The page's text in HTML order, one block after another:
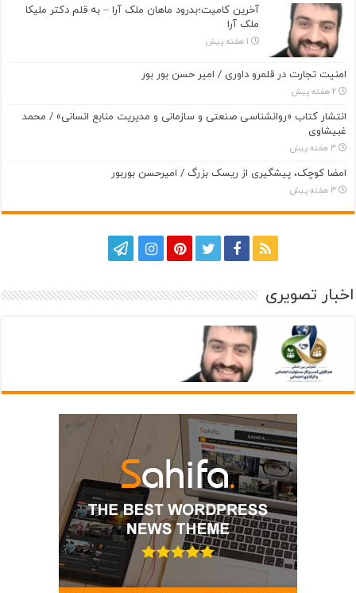
آخرین کامیت؛بدرود ماهان ملک آرا – به قلم دکتر ملیکا
ملک آرا
1 هفته پیش
امنیت تجارت در قلمرو داوری / امیر حسن بور بور
2 هفته پیش
انتشار کتاب «روانشناسی صنعتی و سازمانی و مدیریت منابع انسانی» / محمد
غبیشاوی
3 هفته پیش
امضا کوچک، پیشگیری از ریسک بزرگ / امیرحسن بوربور
3 هفته پیش
اخبار تصویری